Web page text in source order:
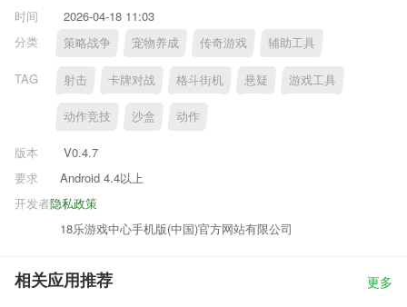
时间
2026-04-18 11:03
分类
策略战争 宠物养成 传奇游戏 辅助工具
TAG 射击 卡牌对战 格斗街机 悬疑 游戏工具
动作竞技 沙盒 动作
版本
V0.4.7
要求
Android 4.4以上
隐私政策
开发者
18乐游戏中心手机版(中国)官方网站有限公司
相关应用推荐 更多